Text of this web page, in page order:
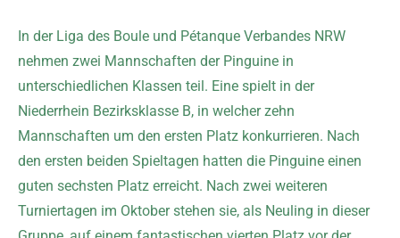
In der Liga des Boule und Pétanque Verbandes NRW
nehmen zwei Mannschaften der Pinguine in
unterschiedlichen Klassen teil. Eine spielt in der
Niederrhein Bezirksklasse B, in welcher zehn
Mannschaften um den ersten Platz konkurrieren. Nach
den ersten beiden Spieltagen hatten die Pinguine einen
guten sechsten Platz erreicht. Nach zwei weiteren
Turniertagen im Oktober stehen sie, als Neuling in dieser